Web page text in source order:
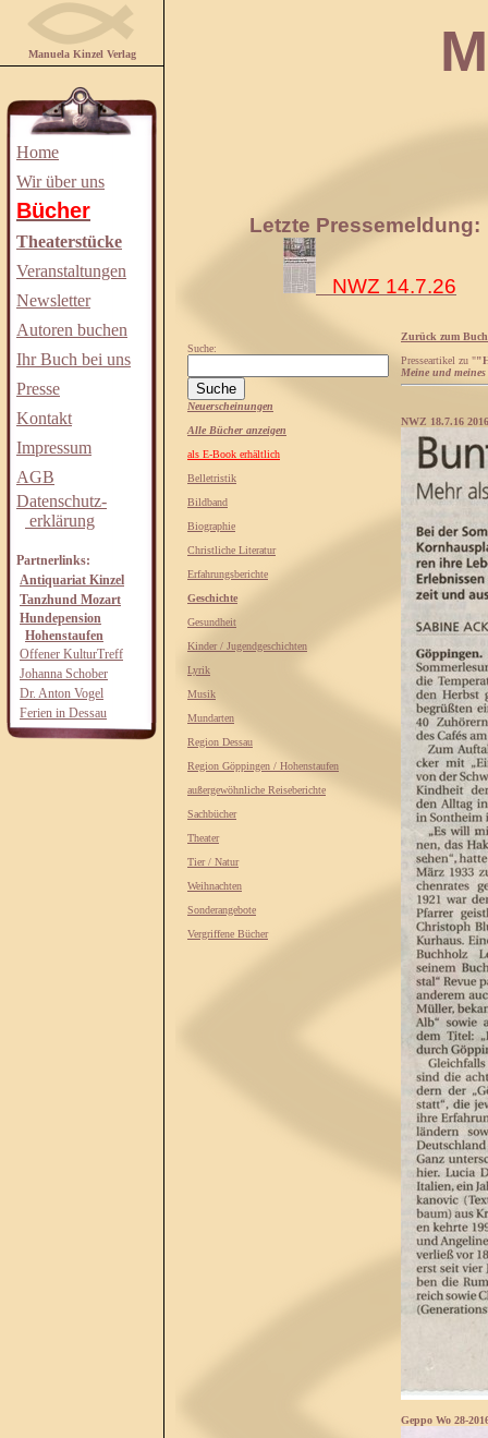
Manuela Kinzel Verlag
Home
Wir über uns
Bücher
Theaterstücke
Veranstaltungen
Newsletter
Autoren buchen
Ihr Buch bei uns
Presse
Kontakt
Impressum
AGB
Datenschutz-
erklärung
Partnerlinks:
Antiquariat Kinzel
Tanzhund Mozart
Hundepension
Hohenstaufen
Offener KulturTreff
Johanna Schober
Dr. Anton Vogel
Ferien in Dessau
Letzte Pressemeldung:
NWZ 14.7.26
Suche:
Neuerscheinungen
Alle Bücher anzeigen
als E-Book erhältlich
Belletristik
Bildband
Biographie
Christliche Literatur
Erfahrungsberichte
Geschichte
Gesundheit
Kinder / Jugendgeschichten
Lyrik
Musik
Mundarten
Region Dessau
Region Göppingen / Hohenstaufen
außergewöhnliche Reiseberichte
Sachbücher
Theater
Tier / Natur
Weihnachten
Sonderangebote
Vergriffene Bücher
Zurück zum Buch
Presseartikel zu "
Meine und
NWZ 18.7.16
Geppo Wo 28-